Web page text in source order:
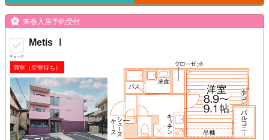
チェック
来春入居予約受付
Metis Ⅰ
満室（空室待ち）